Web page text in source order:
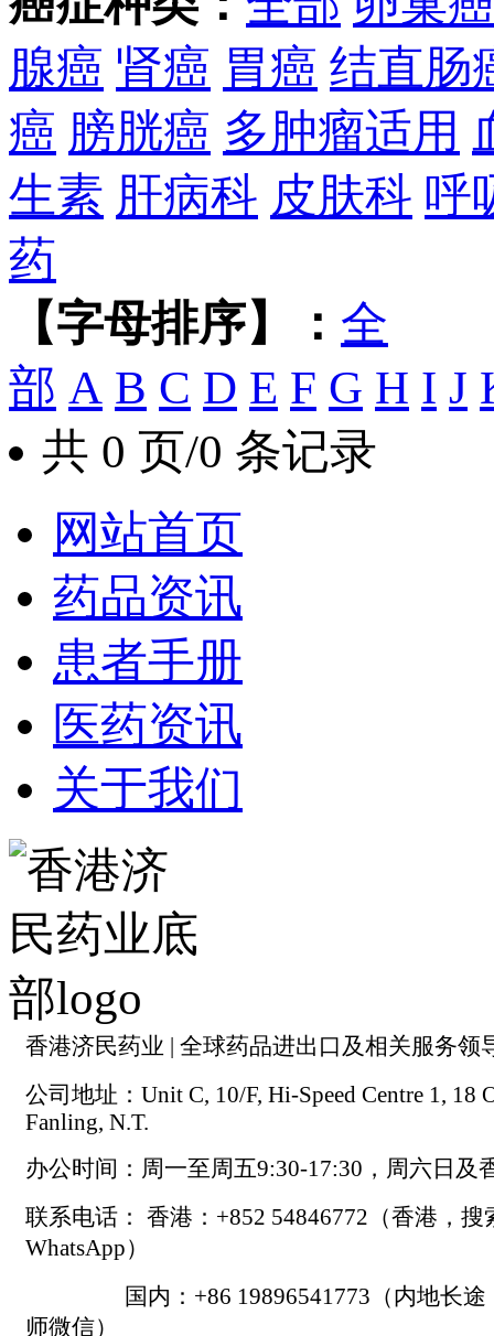
腺癌 肾癌 胃癌 结直肠
癌 膀胱癌 多肿瘤适用
生素 肝病科 皮肤科 呼
药
【字母排序】： 全
部 A B C D E F G H I J
共 0 页/0 条记录
网站首页
药品资讯
患者手册
医药资讯
关于我们
香港济民药业 | 全球药品进出口及相关服务领
公司地址：Unit C, 10/F, Hi-Speed Centre 1, 18
Fanling, N.T.
办公时间：周一至周五9:30-17:30，周六日及
联系电话： 香港：+852 54846772（香港，搜
WhatsApp）
国内：+86 19896541773（内地长途
师微信）